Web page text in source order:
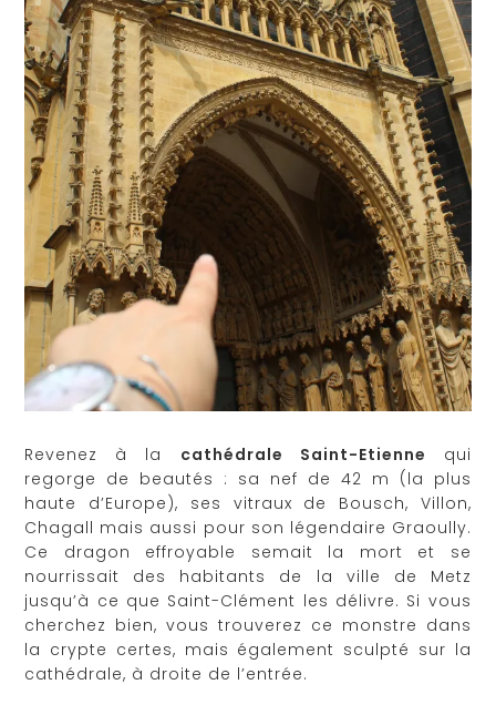
Revenez à la cathédrale Saint-Etienne qui
regorge de beautés : sa nef de 42 m (la plus
haute d’Europe), ses vitraux de Bousch, Villon,
Chagall mais aussi pour son légendaire Graoully.
Ce dragon effroyable semait la mort et se
nourrissait des habitants de la ville de Metz
jusqu’à ce que Saint-Clément les délivre. Si vous
cherchez bien, vous trouverez ce monstre dans
la crypte certes, mais également sculpté sur la
cathédrale, à droite de l’entrée.